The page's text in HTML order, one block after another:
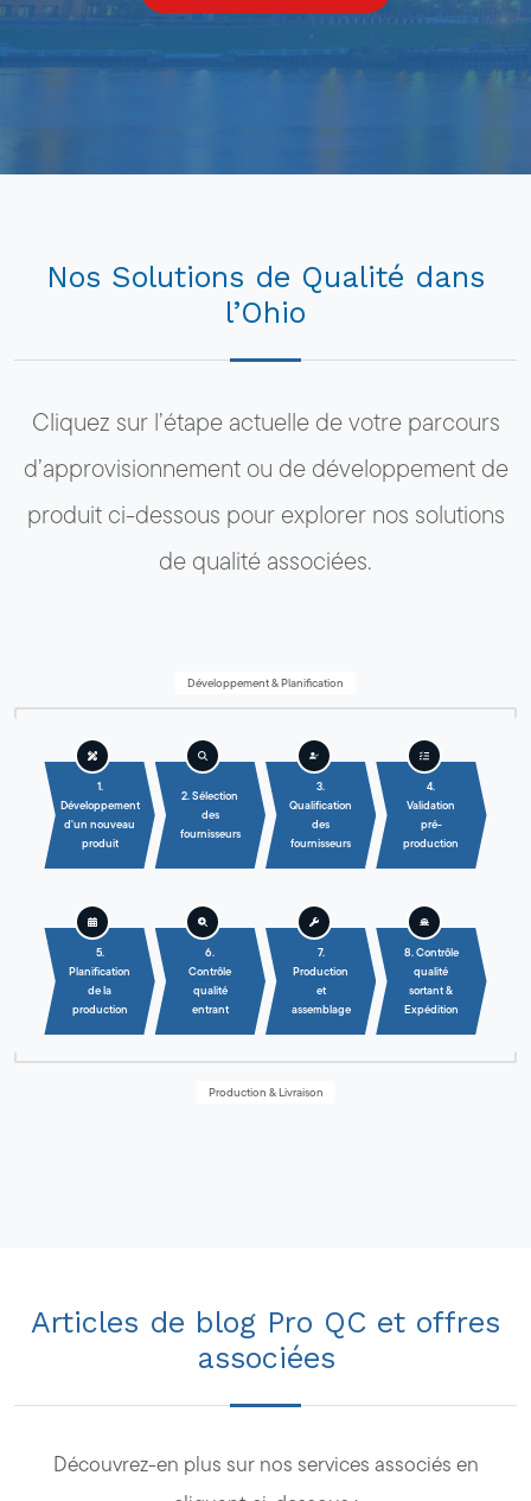
Nos Solutions de Qualité dans
l’Ohio
Cliquez sur l’étape actuelle de votre parcours
d’approvisionnement ou de développement de
produit ci-dessous pour explorer nos solutions
de qualité associées.
1.
Développement
d'un nouveau
produit
2. Sélection
des
fournisseurs
3.
Qualification
des
fournisseurs
4.
Validation
pré-
production
5.
Planification
de la
production
6.
Contrôle
qualité
entrant
7.
Production
et
assemblage
8. Contrôle
qualité
sortant &
Expédition
Développement & Planification
Production & Livraison
Articles de blog Pro QC et offres
associées
Découvrez-en plus sur nos services associés en